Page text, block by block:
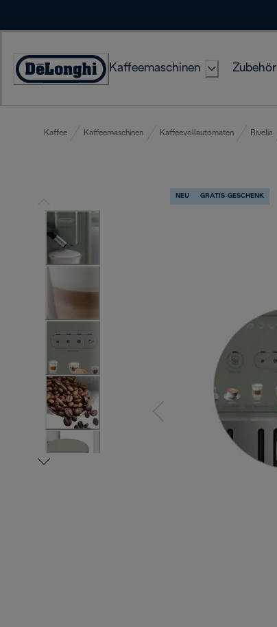
Erklärung
Kaffeemaschinen Zubehör
Kaffee Kaffeemaschinen Kaffeevollautomaten Rivelia
NEU GRATIS-GESCHENK